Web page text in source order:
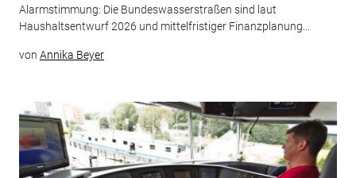
Alarmstimmung: Die Bundeswasserstraßen sind laut
Haushaltsentwurf 2026 und mittelfristiger Finanzplanung...
von Annika Beyer